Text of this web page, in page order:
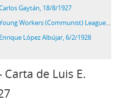
Gaytán, 18/8/1927
(Communist) League of America, 23/1/1928
López Albújar, 6/2/1928
Carta de Luis E.